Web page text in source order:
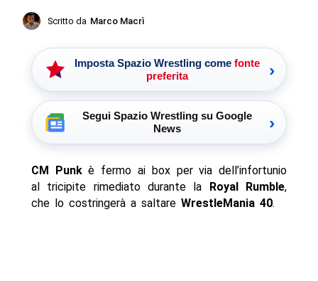
Scritto da Marco Macrì
Imposta Spazio Wrestling come fonte
preferita
›
Segui Spazio Wrestling su Google
News
›
CM Punkè fermo ai box per via dell’infortunio
al tricipite rimediato durante la
Royal Rumble,
che lo costringerà a saltare WrestleMania 40.